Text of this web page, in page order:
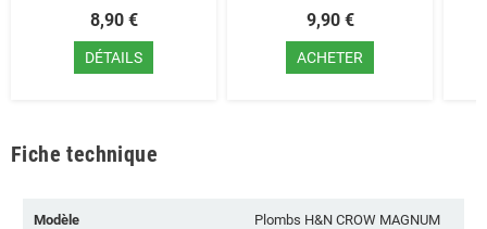
8,90 €
DÉTAILS
9,90 €
ACHETER
Fiche technique
Modèle
Plombs H&N CROW MAGNUM